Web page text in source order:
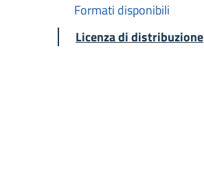
Formati disponibili
Licenza di distribuzione